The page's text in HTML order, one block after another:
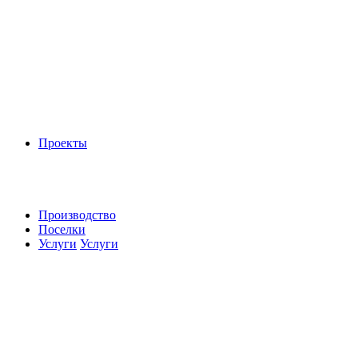
Проекты
Производство
Поселки
Услуги Услуги